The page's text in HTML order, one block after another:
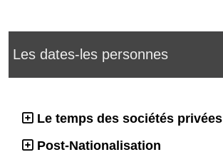
Les dates-les personnes
Le temps des sociétés privées
Post-Nationalisation